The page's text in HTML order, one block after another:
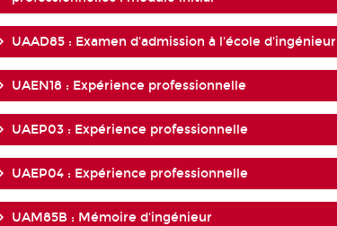
UAAD85 : Examen d'admission à l'école d'ingénieur
UAEN18 : Expérience professionnelle
UAEP03 : Expérience professionnelle
UAEP04 : Expérience professionnelle
UAM85B : Mémoire d'ingénieur